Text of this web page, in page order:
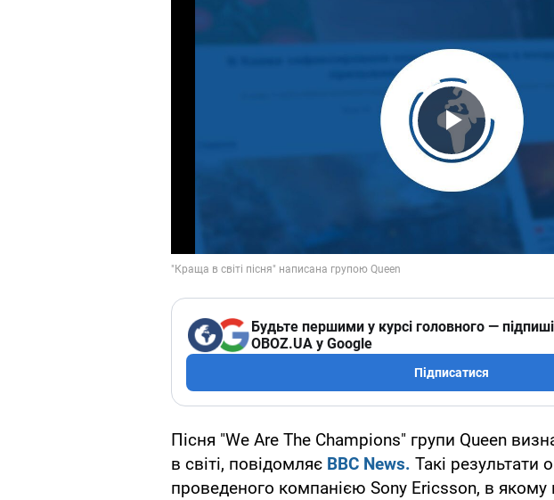
Play
Будьте першими у курсі головного —
OBOZ.UA у Google
Підписатися
Пісня "We Are The Champions" групи Queen
в світі, повідомляє BBC News. Такі результати
проведеного компанією Sony Ericsson, в якому